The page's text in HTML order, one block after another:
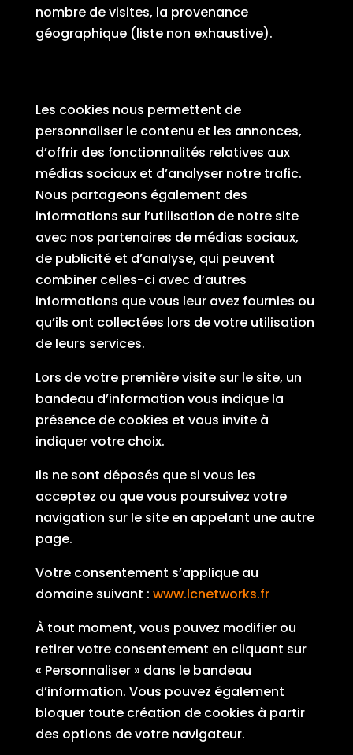
nombre de visites, la provenance
géographique (liste non exhaustive).
Les cookies nous permettent de
personnaliser le contenu et les annonces,
d’offrir des fonctionnalités relatives aux
médias sociaux et d’analyser notre trafic.
Nous partageons également des
informations sur l’utilisation de notre site
avec nos partenaires de médias sociaux,
de publicité et d’analyse, qui peuvent
combiner celles-ci avec d’autres
informations que vous leur avez fournies ou
qu’ils ont collectées lors de votre utilisation
de leurs services.
Lors de votre première visite sur le site, un
bandeau d’information vous indique la
présence de cookies et vous invite à
indiquer votre choix.
Ils ne sont déposés que si vous les
acceptez ou que vous poursuivez votre
navigation sur le site en appelant une autre
page.
Votre consentement s’applique au
domaine suivant : www.lcnetworks.fr
À tout moment, vous pouvez modifier ou
retirer votre consentement en cliquant sur
« Personnaliser » dans le bandeau
d’information. Vous pouvez également
bloquer toute création de cookies à partir
des options de votre navigateur.